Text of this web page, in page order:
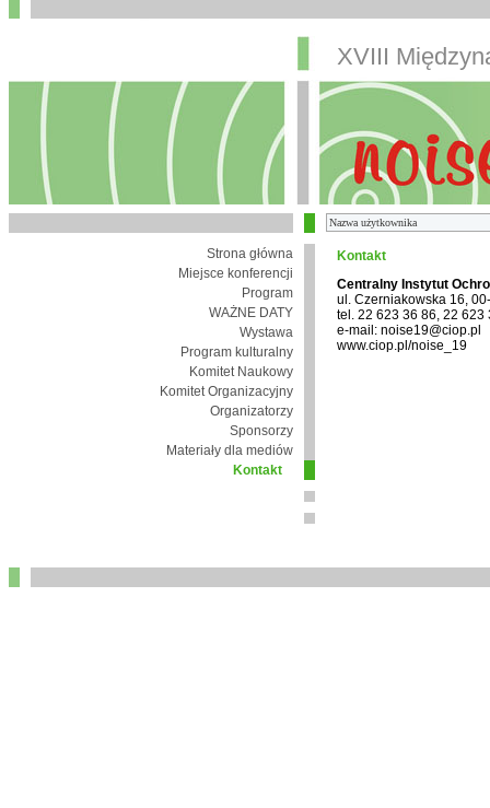
XVIII
Strona główna
Miejsce konferencji
Program
WAŻNE DATY
Wystawa
Program kulturalny
Komitet Naukowy
Komitet Organizacyjny
Organizatorzy
Sponsorzy
Materiały dla mediów
Kontakt
Kontakt
Centralny Instytut
ul. Czerniakowska 16,
tel. 22 623 36 86, 22 623
e-mail: noise19@ciop.pl
www.ciop.pl/noise_19